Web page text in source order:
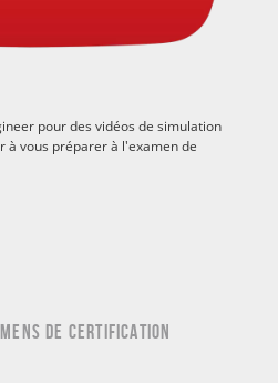
pour des vidéos de simulation
à vous préparer à l'examen de
DE CERTIFICATION